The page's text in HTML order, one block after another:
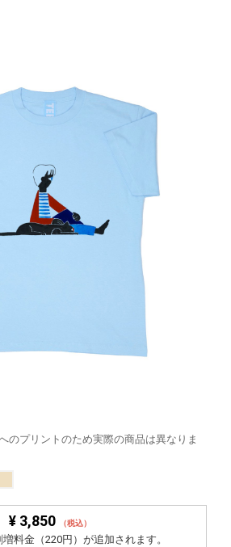
のプリントのため実際の商品は異なりま
¥ 3,850 （税込）
料金（220円）が追加されます。